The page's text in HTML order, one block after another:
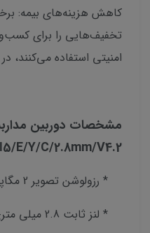
کاهش هزینه‌های بیمه:
تخفیف‌هایی را برای
امنیتی استفاده می‌کنند،
E/Y/C/2.8mm/V4.2:
* رزولوشن تصویر 2 مگاپیکسل (1920x1080)
* لنز ثابت 2.8 میلی متری با زاویه دید 102 درجه